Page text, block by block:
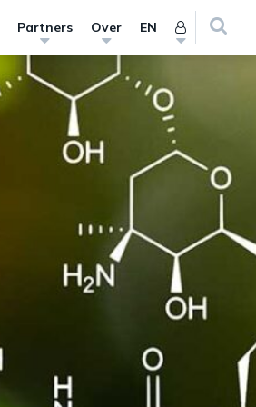
Partners Over EN